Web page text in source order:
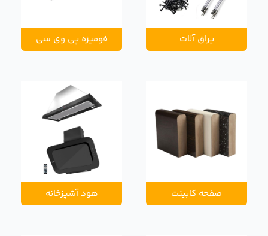
یراق آلات فومیزه پی وی سی
صفحه کابینت هود آشپزخانه